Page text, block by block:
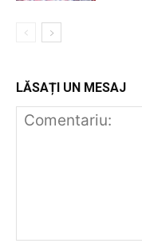
LĂSAȚI UN MESAJ